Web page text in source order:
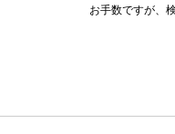
お手数ですが、